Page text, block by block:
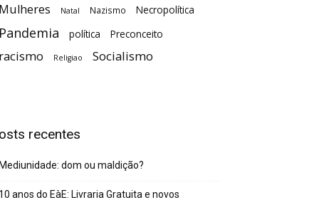
Natal Nazismo Necropolítica
política Preconceito
Religiao Socialismo
recentes
dom ou maldição?
anos do EàE: Livraria Gratuita e novos